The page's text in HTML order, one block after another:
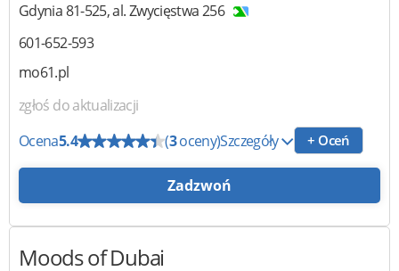
Gdynia81-525,al. Zwycięstwa 256
601-652-593
mo61.pl
zgłoś do aktualizacji
Ocena5.4 (3oceny)Szczegóły + Oceń
Zadzwoń
Moods of Dubai